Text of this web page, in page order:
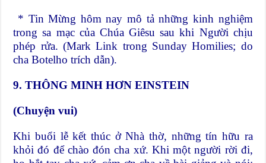
* Tin Mừng hôm nay mô tả những kinh nghiệm
trong sa mạc của Chúa Giêsu sau khi Người chịu
phép rửa. (Mark Link trong Sunday Homilies; do
cha Botelho trích dẫn).
9. THÔNG MINH HƠN EINSTEIN
(Chuyện vui)
Khi buổi lễ kết thúc ở Nhà thờ, những tín hữu ra
khỏi đó để chào đón cha xứ. Khi một người rời đi,